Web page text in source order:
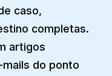
caso,
completas.
artigos
do ponto